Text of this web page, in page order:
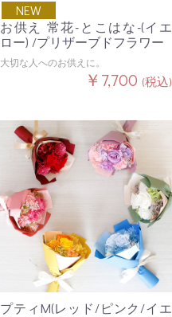
NEW
お供え 常花-とこはな-(イエ
ロー) /プリザーブドフラワー
大切な人へのお供えに。
￥7,700 (税込)
プティM(レッド/ピンク/イエ